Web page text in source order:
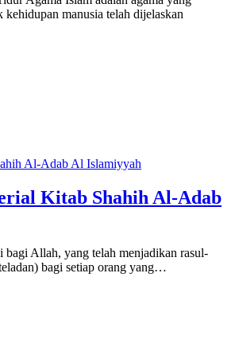
kehidupan manusia telah dijelaskan
Al-Adab Al Islamiyyah
Kitab Shahih Al-Adab
bagi Allah, yang telah menjadikan rasul-
bagi setiap orang yang…